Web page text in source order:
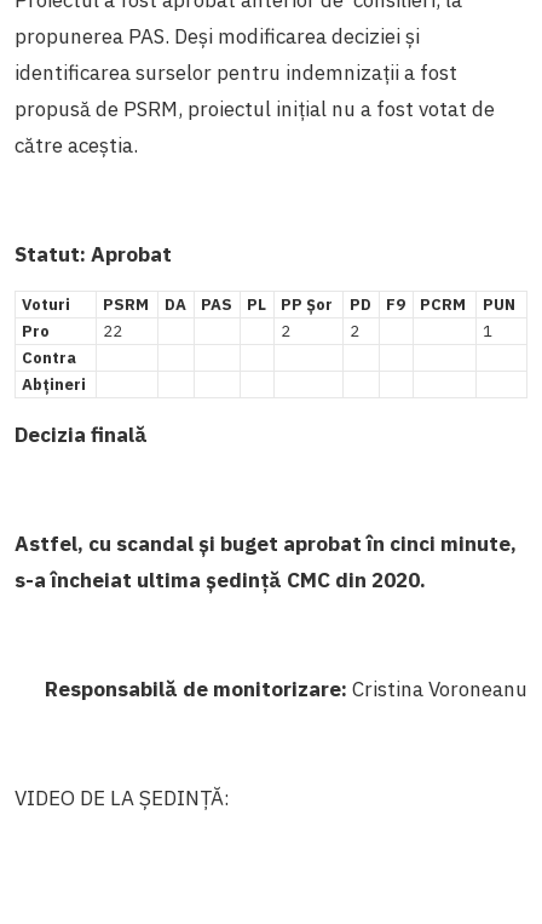
propunerea PAS. Deși modificarea deciziei și
identificarea surselor pentru indemnizații a fost
propusă de PSRM, proiectul inițial nu a fost votat de
către aceștia.
Statut: Aprobat
Voturi PSRM DA PAS PL PP Șor PD F9 PCRM
PUN
Pro
22 2 2
1
Contra
Abțineri
Decizia finală
Astfel, cu scandal și buget aprobat în cinci minute,
s-a încheiat ultima ședință CMC din 2020.
Responsabilă de monitorizare: Cristina Voroneanu
VIDEO DE LA ȘEDINȚĂ: